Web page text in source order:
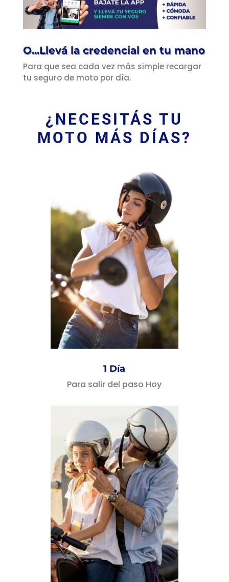
O...Llevá la credencial en tu mano
Para que sea cada vez más simple recargar
tu seguro de moto por día.
¿NECESITÁS TU
MOTO MÁS DÍAS?
1 Día
Para salir del paso Hoy